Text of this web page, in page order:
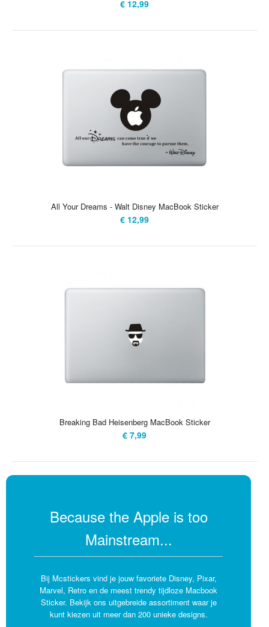
€ 12,99
All Your Dreams - Walt Disney MacBook Sticker
€ 12,99
Breaking Bad Heisenberg MacBook Sticker
€ 7,99
Because the Apple is too
Mainstream...
Bij Mcstickers vind je jouw favoriete Disney, Pixar,
Marvel, Retro en de meest trendy tijdloze Macbook
Sticker. Bekijk ons uitgebreide assortiment waar je
kunt kiezen uit meer dan 200 unieke designs.